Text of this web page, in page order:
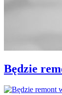
Będzie